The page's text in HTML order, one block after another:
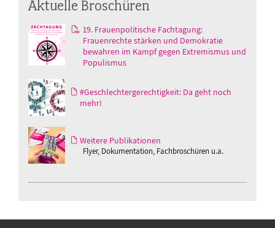
Aktuelle Broschüren
19. Frauenpolitische Fachtagung:
Frauenrechte stärken und Demokratie
bewahren im Kampf gegen Extremismus und
Populismus
#Geschlechtergerechtigkeit: Da geht noch
mehr!
Weitere Publikationen
Flyer, Dokumentation, Fachbroschüren u.a.